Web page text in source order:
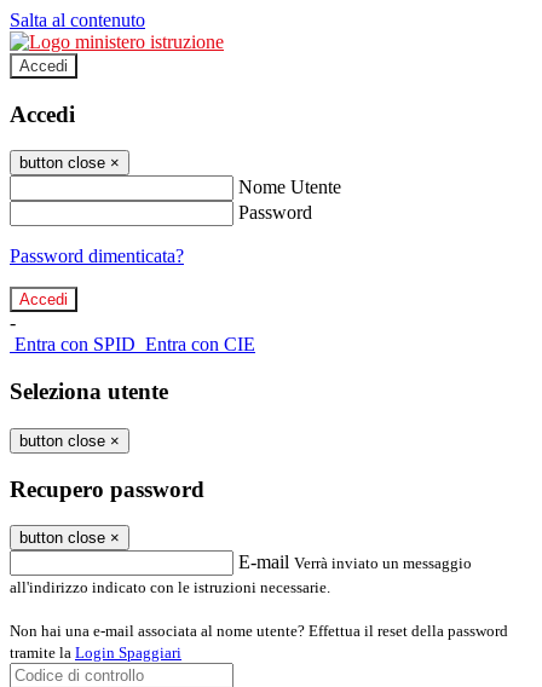
Salta al contenuto
Accedi
Accedi
button close ×
Nome Utente
Password
Password dimenticata?
-
Entra con SPID Entra con CIE
Seleziona utente
button close ×
Recupero password
button close ×
E-mail Verrà inviato un messaggio
all'indirizzo indicato con le istruzioni necessarie.
Non hai una e-mail associata al nome utente? Effettua il reset della password
tramite la Login Spaggiari